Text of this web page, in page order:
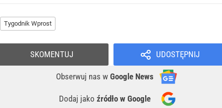
Tygodnik Wprost
UDOSTĘPNIJ
Obserwuj nas w Google News
Dodaj jako źródło w Google
SKOMENTUJ